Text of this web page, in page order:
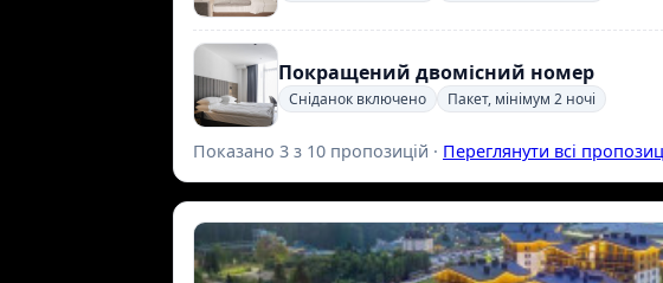
Покращений двомісний номер
Сніданок включено Пакет, мінімум 2 ночі
Показано 3 з 10 пропозицій · Переглянути всі